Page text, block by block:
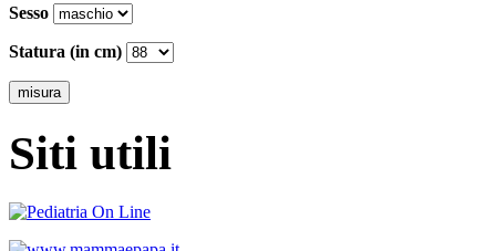
Sesso
Statura (in cm)
Siti utili